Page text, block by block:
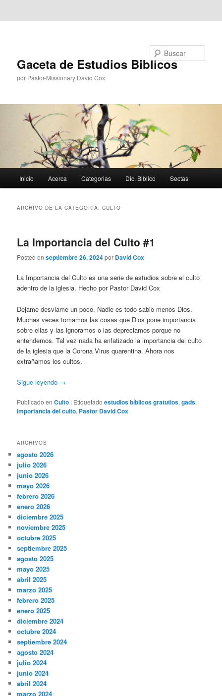
Gaceta de Estudios Biblicos
por Pastor-Missionary David Cox
principal
Inicio Acerca Categorias Dic. Biblico Sectas
ARCHIVO DE LA CATEGORÍA:CULTO
La Importancia del Culto #1
Posted onseptiembre 26, 2024por David Cox
La Importancia del Culto es una serie de estudios sobre el culto
adentro de la iglesia. Hecho por Pastor David Cox
Dejame desviame un poco. Nadie es todo sabio menos Dios.
Muchas veces tomamos las cosas que Dios pone importancia
sobre ellas y las ignoramos o las depreciamos porque no
entendemos. Tal vez nada ha enfatizado la importancia del culto
de la iglesia que la Corona Virus quarentina. Ahora nos
extrañamos los cultos.
Sigue leyendo →
Publicado en Culto | Etiquetado estudios bíblicos gratutios,gads,
importancia del culto, Pastor David Cox
ARCHIVOS
agosto 2026
julio 2026
junio 2026
mayo 2026
febrero 2026
enero 2026
diciembre 2025
noviembre 2025
octubre 2025
septiembre 2025
agosto 2025
mayo 2025
abril 2025
marzo 2025
febrero 2025
enero 2025
diciembre 2024
octubre 2024
septiembre 2024
agosto 2024
julio 2024
junio 2024
abril 2024
marzo 2024